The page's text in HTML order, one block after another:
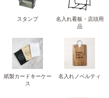
スタンプ
名入れ看板・店頭用
品
紙製カードキーケー
ス
名入れノベルティ